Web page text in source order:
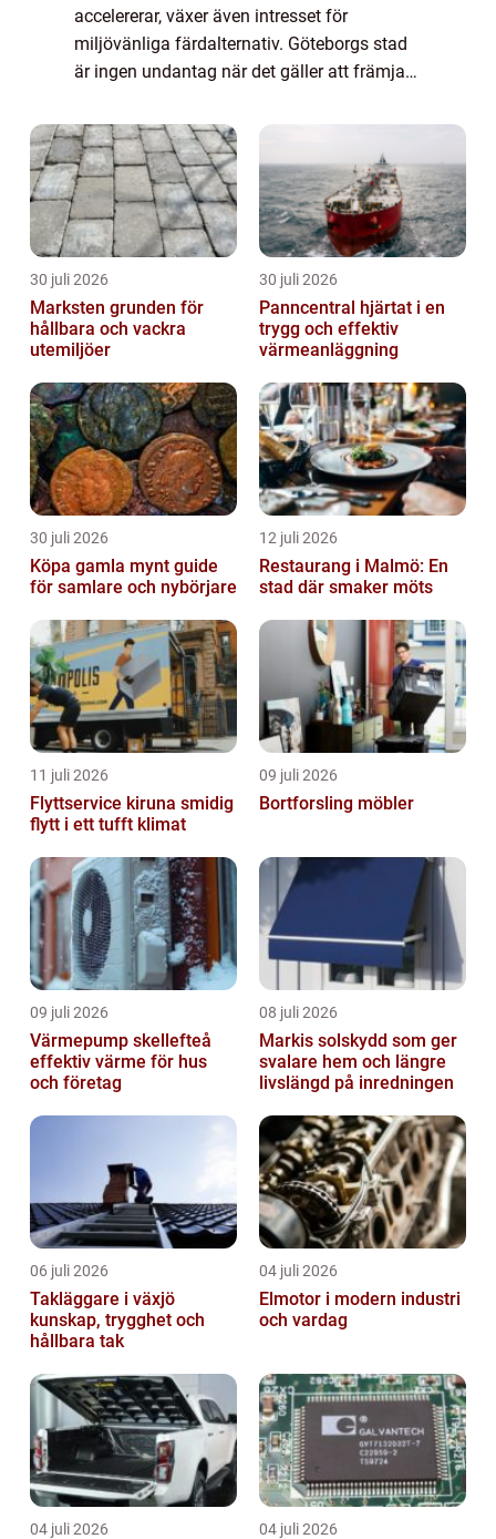
accelererar, växer även intresset för
miljövänliga färdalternativ. Göteborgs stad
är ingen undantag när det gäller att främja
30 juli 2026
Marksten grunden för
hållbara och vackra
utemiljöer
30 juli 2026
Panncentral hjärtat i en
trygg och effektiv
värmeanläggning
30 juli 2026
Köpa gamla mynt guide
för samlare och nybörjare
12 juli 2026
Restaurang i Malmö: En
stad där smaker möts
11 juli 2026
Flyttservice kiruna smidig
flytt i ett tufft klimat
09 juli 2026
Bortforsling möbler
09 juli 2026
Värmepump skellefteå
effektiv värme för hus
och företag
08 juli 2026
Markis solskydd som ger
svalare hem och längre
livslängd på inredningen
06 juli 2026
Takläggare i växjö
kunskap, trygghet och
hållbara tak
04 juli 2026
Elmotor i modern industri
och vardag
04 juli 2026 04 juli 2026